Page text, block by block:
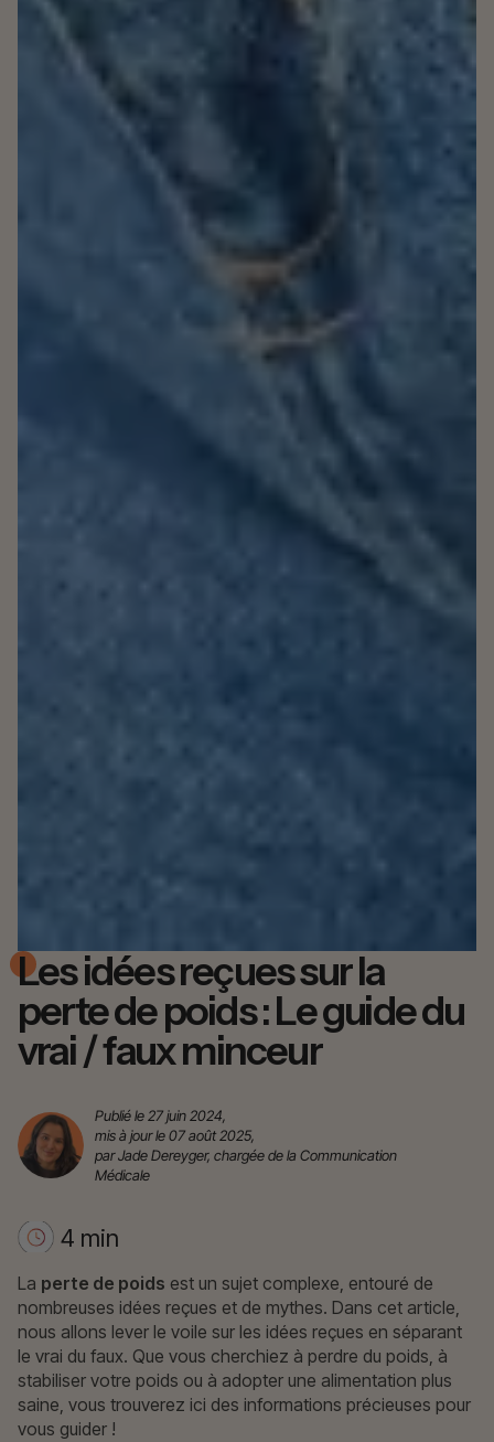
Les idées reçues sur la
perte de poids : Le guide du
vrai / faux minceur
Publié le 27 juin 2024,
mis à jour le 07 août 2025,
par Jade Dereyger, chargée de la Communication
Médicale
4 min
La perte de poids est un sujet complexe, entouré de
nombreuses idées reçues et de mythes. Dans cet article,
nous allons lever le voile sur les idées reçues en séparant
le vrai du faux. Que vous cherchiez à perdre du poids, à
stabiliser votre poids ou à adopter une alimentation plus
saine, vous trouverez ici des informations précieuses pour
vous guider !